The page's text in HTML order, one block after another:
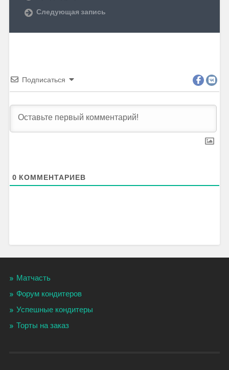
Следующая запись
Подписаться
0 КОММЕНТАРИЕВ
Матчасть
Форум кондитеров
Успешные кондитеры
Торты на заказ